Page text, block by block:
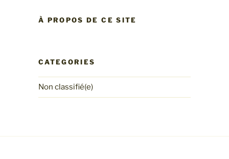
À PROPOS DE CE SITE
CATEGORIES
Non classifié(e)